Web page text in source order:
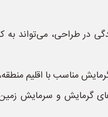
در طراحی، می‌تواند
مناسب با اقلیم
گرمایش و سرمایش